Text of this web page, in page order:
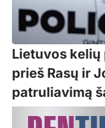
Lietuvos
prieš Rasų ir
patruliavimą